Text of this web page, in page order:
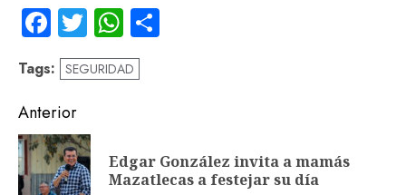
Facebook
TwitterWhatsApp
Tags: SEGURIDAD
Navegación
de
entradas
Anterior
Edgar González invita a mamás
Mazatlecas a festejar su día